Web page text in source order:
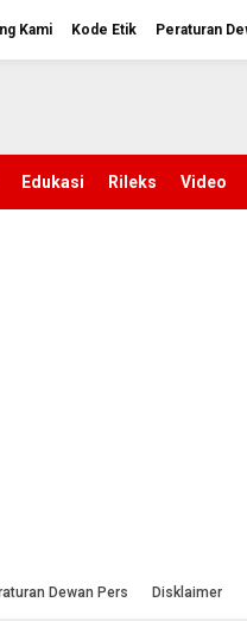
Kami Kode Etik Peraturan
Edukasi Rileks Video
Dewan Pers Disklaimer